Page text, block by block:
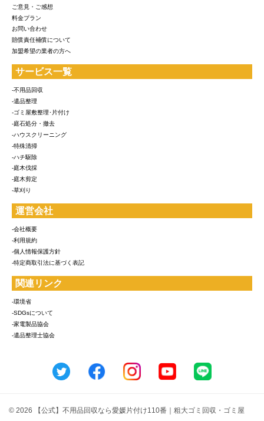
ご意見・ご感想
料金プラン
お問い合わせ
賠償責任補償について
加盟希望の業者の方へ
サービス一覧
-不用品回収
-遺品整理
-ゴミ屋敷整理･片付け
-庭石処分・撤去
-ハウスクリーニング
-特殊清掃
-ハチ駆除
-庭木伐採
-庭木剪定
-草刈り
運営会社
-会社概要
-利用規約
-個人情報保護方針
-特定商取引法に基づく表記
関連リンク
-環境省
-SDGsについて
-家電製品協会
-遺品整理士協会
© 2026 【公式】不用品回収なら愛媛片付け110番｜粗大ゴミ回収・ゴミ屋